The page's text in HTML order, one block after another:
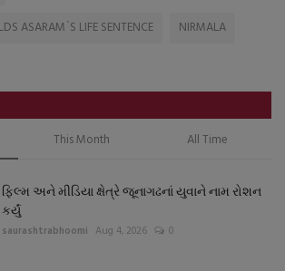
ASARAM`S LIFE SENTENCE
NIRMALA
This Month All Time
ફિલ્મ અને મીડિયા ક્ષેત્રે જૂનાગઢનાં યુવાને નામ રોશન
કર્યું
saurashtrabhoomi Aug 4, 2026 0